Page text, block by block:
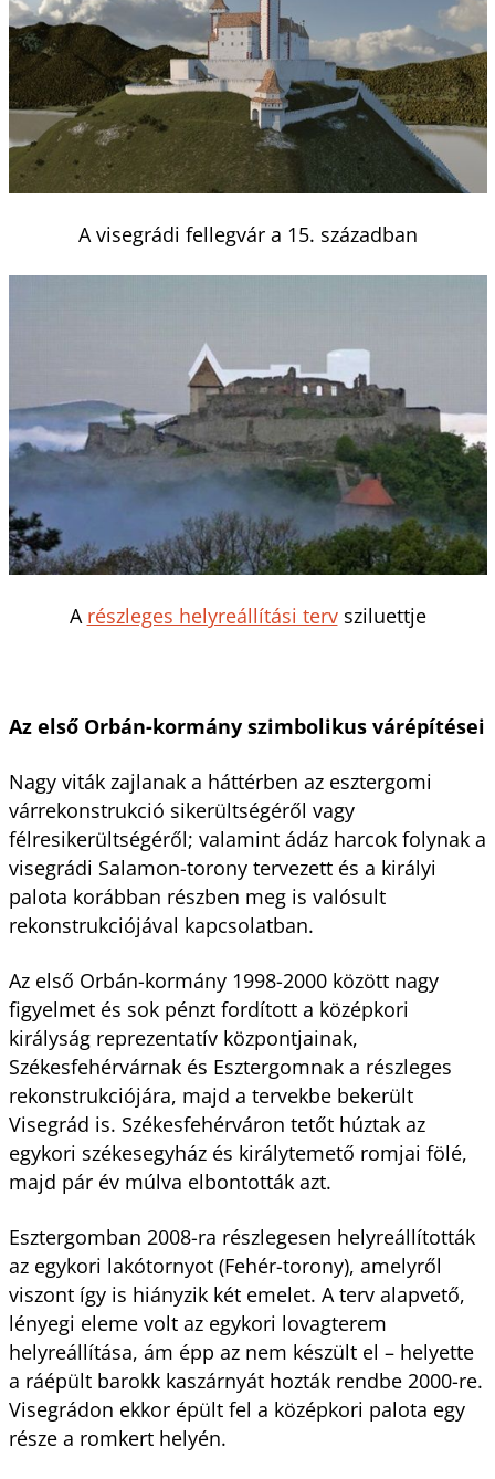
A visegrádi fellegvár a 15. században
A részleges helyreállítási tervsziluettje
Az első Orbán-kormány szimbolikus várépítései
Nagy viták zajlanak a háttérben az esztergomi
várrekonstrukció sikerültségéről vagy
félresikerültségéről; valamint ádáz harcok folynak a
visegrádi Salamon-torony tervezett és a királyi
palota korábban részben meg is valósult
rekonstrukciójával kapcsolatban.
Az első Orbán-kormány 1998-2000 között nagy
figyelmet és sok pénzt fordított a középkori
királyság reprezentatív központjainak,
Székesfehérvárnak és Esztergomnak a részleges
rekonstrukciójára, majd a tervekbe bekerült
Visegrád is. Székesfehérváron tetőt húztak az
egykori székesegyház és királytemető romjai fölé,
majd pár év múlva elbontották azt.
Esztergomban 2008-ra részlegesen helyreállították
az egykori lakótornyot (Fehér-torony), amelyről
viszont így is hiányzik két emelet. A terv alapvető,
lényegi eleme volt az egykori lovagterem
helyreállítása, ám épp az nem készült el – helyette
a ráépült barokk kaszárnyát hozták rendbe 2000-re.
Visegrádon ekkor épült fel a középkori palota egy
része a romkert helyén.